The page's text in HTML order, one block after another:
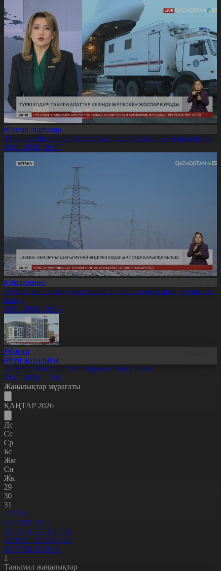
#Ресми оқиғалар
Түркі елдері табиғи апаттар кезінде бірлескен жоспар құрады
28.01.2026, 20:17
#Экономика
«Теңіз» кен орнындағы мұнай өндірісі алдағы аптада қалыпқа
келеді
28.01.2026, 20:15
#Қоғам
#Күн жаңалығы
Депутат: Ипотека талаптарын өзгерту керек
28.01.2026, 17:03
Жаңалықтар мұрағаты
ҚАҢТАР 2026
Дс
Сс
Ср
Бс
Жм
Сн
Жк
29
30
31
1 2 3 4
5 6 7 8 9 10 11
12 13 14 15 16 17 18
19 20 21 22 23 24 25
26 27 28 29 30 31
1
Танымал жаңалықтар